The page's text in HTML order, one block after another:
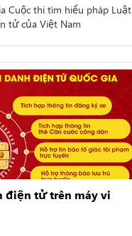
Cuộc thi tìm hiểu pháp Luật
tử của Việt Nam
điện tử trên máy vi